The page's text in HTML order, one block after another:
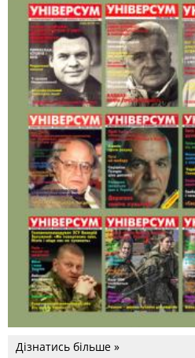
Дізнатись більше »